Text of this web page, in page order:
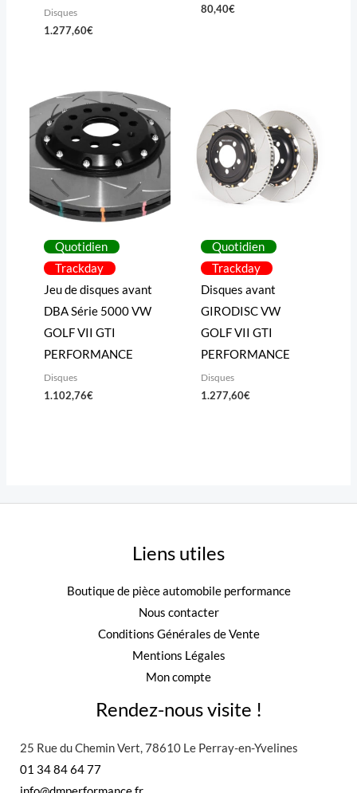
Disques
1.277,60€
80,40€
Quotidien
Trackday
Jeu de disques avant
DBA Série 5000 VW
GOLF VII GTI
PERFORMANCE
Disques
1.102,76€
Quotidien
Trackday
Disques avant
GIRODISC VW
GOLF VII GTI
PERFORMANCE
Disques
1.277,60€
Liens utiles
Boutique de pièce automobile performance
Nous contacter
Conditions Générales de Vente
Mentions Légales
Mon compte
Rendez-nous visite !
25 Rue du Chemin Vert, 78610 Le Perray-en-Yvelines
01 34 84 64 77